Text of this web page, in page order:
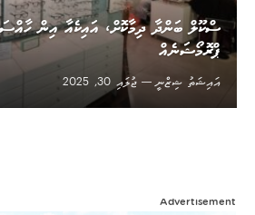
ސްކޫލް ބަންދާ ދިމާކޮށް، އައިކެއާ އިން
ޕްރޮމޯޝަނެއް
އައިޝަތު ޝިޒްނީ
ޖުލައި 30, 2025
Advertisement